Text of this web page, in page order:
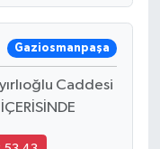
Gaziosmanpaşa
Caddesi